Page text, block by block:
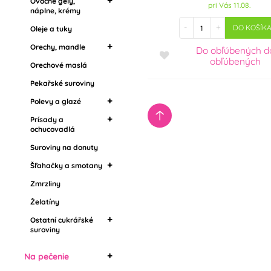
Suroviny na donuty
Šľahačky a smotany
Zmrzliny
Želatíny
Ostatní cukrářské
suroviny
náplne, krémy
Krémy na torty
Náplne, krémy a
arómy
Oleje a tuky
Orechy, mandle
Mandľová múka
Orechové maslá
Pekařské suroviny
Polevy a glazé
Zrkadlové polevy
Poleva v kôstkach
Drip polevy
Prísady a
ochucovadlá
Potravinárske arómy
Griláš (griliáž)
Suroviny na donuty
Šľahačky a smotany
Stužovače šľahačky
Rastlinné šľahačky
Živočišné šlehačky
Zmrzliny
Želatíny
Ostatní cukrářské
suroviny
Na pečenie
pri Vás 11.08.
- + DO KOŠÍKA
Do obľúbených
obľúbených